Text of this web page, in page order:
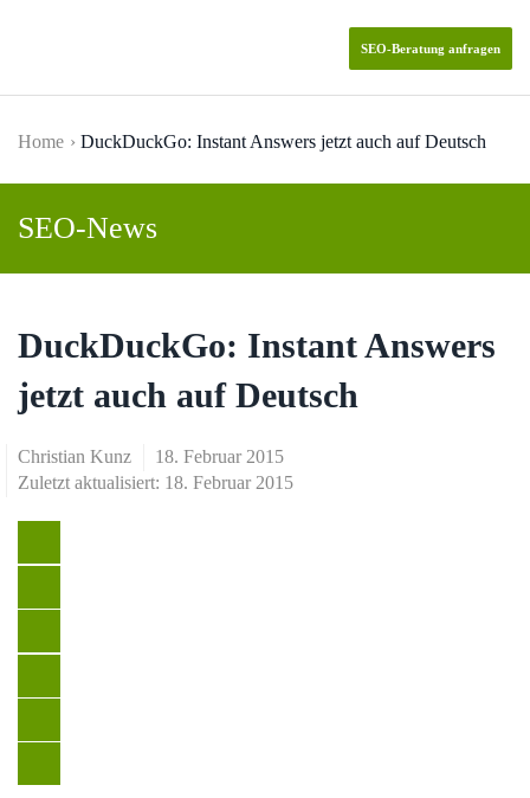
SEO-Beratung anfragen
Home DuckDuckGo: Instant Answers jetzt auch auf Deutsch
SEO-News
DuckDuckGo: Instant Answers
jetzt auch auf Deutsch
Christian Kunz
18. Februar 2015
Zuletzt aktualisiert: 18. Februar 2015